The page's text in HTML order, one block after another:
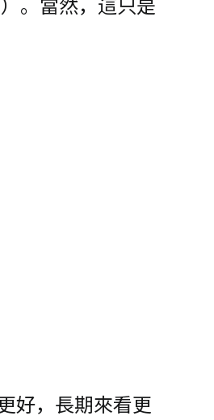
。當然，這只是
好，長期來看更